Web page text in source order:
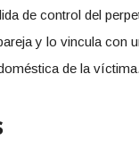
de control del
y lo vincula con
de la víctima.